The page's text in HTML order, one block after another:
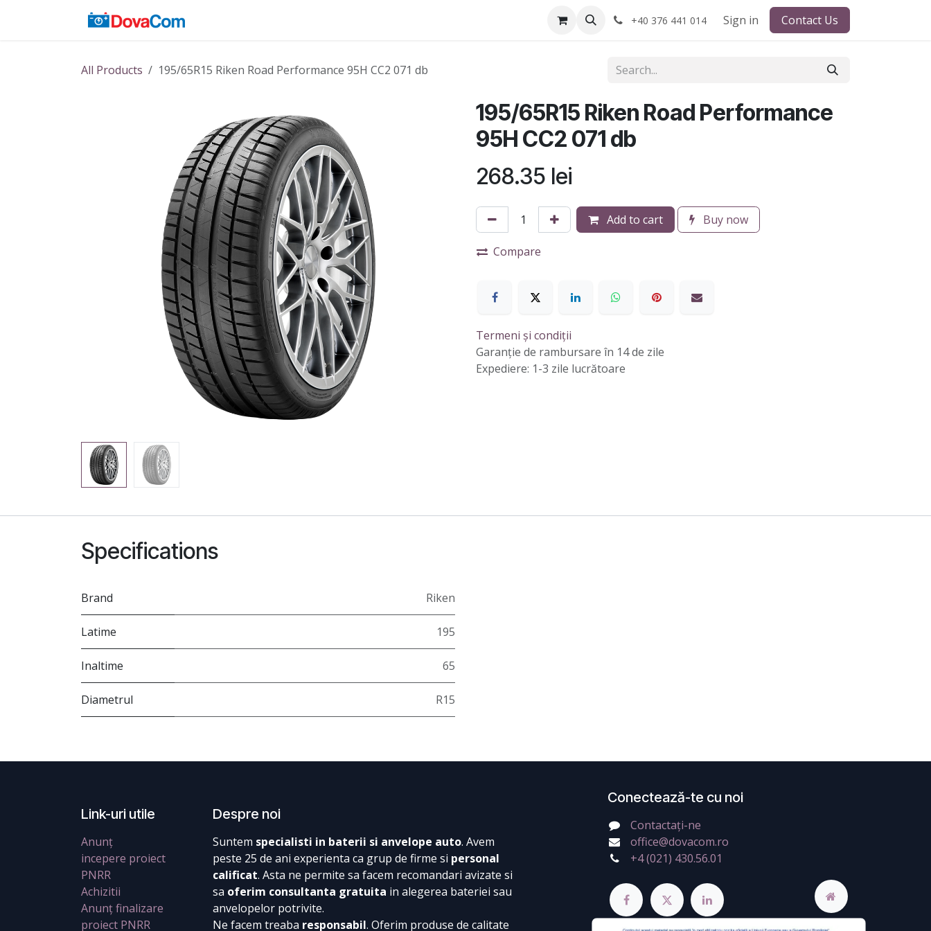
+40 376 441 014 Sign in Contact Us
All Products 195/65R15 Riken Road Performance 95H CC2 071 db
195/65R15 Riken Road Performance
95H CC2 071 db
268.35 lei
Add to cart Buy now
Compare
Termeni și condiții
Garanție de rambursare în 14 de zile
Expediere: 1-3 zile lucrătoare
Specifications
Brand Riken
Latime 195
Inaltime 65
Diametrul R15
Link-uri utile
Anunț
incepere proiect
PNRR
Achizitii
Anunț finalizare
proiect PNRR
Despre noi
Suntem specialisti in baterii si anvelope auto. Avem
peste 25 de ani experienta ca grup de firme si personal
calificat. Asta ne permite sa facem recomandari avizate si
sa oferim consultanta gratuita in alegerea bateriei sau
anvelopelor potrivite.
Ne facem treaba responsabil. Oferim produse de calitate
Conectează-te cu noi
Contactați-ne
office@dovacom.ro
+4 (021) 430.56.01